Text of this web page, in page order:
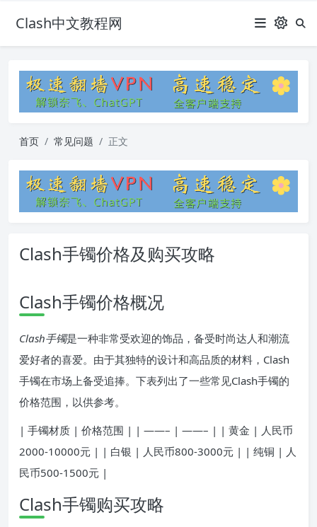
Clash中文教程网
首页 常见问题 正文
Clash手镯价格及购买攻略
Clash手镯价格概况
Clash手镯是一种非常受欢迎的饰品，备受时尚达人和潮流
爱好者的喜爱。由于其独特的设计和高品质的材料，Clash
手镯在市场上备受追捧。下表列出了一些常见Clash手镯的
价格范围，以供参考。
| 手镯材质 | 价格范围 | | ——– | ——– | | 黄金 | 人民币
2000-10000元 | | 白银 | 人民币800-3000元 | | 纯铜 | 人
民币500-1500元 |
Clash手镯购买攻略